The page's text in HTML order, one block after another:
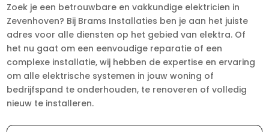
Zoek je een betrouwbare en vakkundige elektricien in
Zevenhoven? Bij Brams Installaties ben je aan het juiste
adres voor alle diensten op het gebied van elektra. Of
het nu gaat om een eenvoudige reparatie of een
complexe installatie, wij hebben de expertise en ervaring
om alle elektrische systemen in jouw woning of
bedrijfspand te onderhouden, te renoveren of volledig
nieuw te installeren.